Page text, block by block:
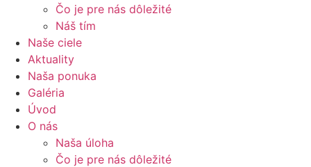
Čo je pre nás dôležité
Náš tím
Naše ciele
Aktuality
Naša ponuka
Galéria
Úvod
O nás
Naša úloha
Čo je pre nás dôležité